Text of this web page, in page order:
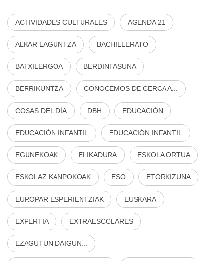
ACTIVIDADES CULTURALES AGENDA 21
ALKAR LAGUNTZA BACHILLERATO
BATXILERGOA BERDINTASUNA
BERRIKUNTZA CONOCEMOS DE CERCA A...
COSAS DEL DÍA DBH EDUCACIÓN
EDUCACIÓN INFANTIL EDUCACIÓN INFANTIL
EGUNEKOAK ELIKADURA ESKOLA ORTUA
ESKOLAZ KANPOKOAK ESO ETORKIZUNA
EUROPAR ESPERIENTZIAK EUSKARA
EXPERTIA EXTRAESCOLARES
EZAGUTUN DAIGUN...